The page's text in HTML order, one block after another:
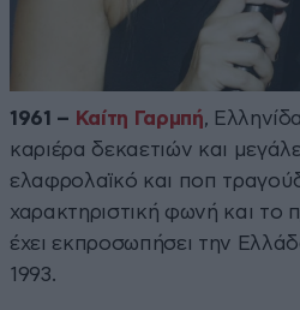
1961 – Καίτη Γαρμπή,
καριέρα δεκαετιών και
ελαφρολαϊκό και ποπ
χαρακτηριστική φωνή και το
έχει εκπροσωπήσει την
1993.